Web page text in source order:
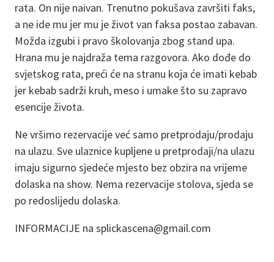
rata. On nije naivan. Trenutno pokušava završiti faks,
a ne ide mu jer mu je život van faksa postao zabavan.
Možda izgubi i pravo školovanja zbog stand upa.
Hrana mu je najdraža tema razgovora. Ako dođe do
svjetskog rata, preći će na stranu koja će imati kebab
jer kebab sadrži kruh, meso i umake što su zapravo
esencije života.
Ne vršimo rezervacije već samo pretprodaju/prodaju
na ulazu. Sve ulaznice kupljene u pretprodaji/na ulazu
imaju sigurno sjedeće mjesto bez obzira na vrijeme
dolaska na show. Nema rezervacije stolova, sjeda se
po redoslijedu dolaska.
INFORMACIJE na splickascena@gmail.com